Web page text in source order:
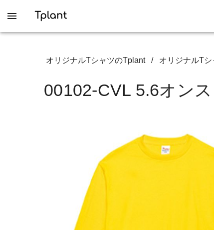
オリジナルTシャツのTplant / オリジナルTシ
00102-CVL 5.6オン